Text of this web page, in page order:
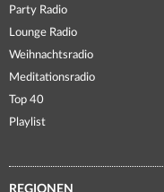
Party Radio
Lounge Radio
Weihnachtsradio
Meditationsradio
Top 40
Playlist
REGIONEN